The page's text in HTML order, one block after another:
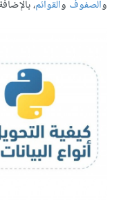
والصفوف والقوائم،